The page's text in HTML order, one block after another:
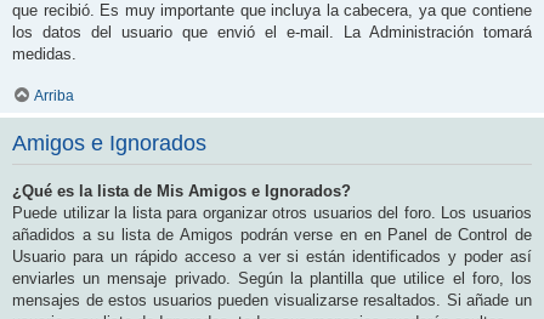
que recibió. Es muy importante que incluya la cabecera, ya que contiene
los datos del usuario que envió el e-mail. La Administración tomará
medidas.
Arriba
Amigos e Ignorados
¿Qué es la lista de Mis Amigos e Ignorados?
Puede utilizar la lista para organizar otros usuarios del foro. Los usuarios
añadidos a su lista de Amigos podrán verse en en Panel de Control de
Usuario para un rápido acceso a ver si están identificados y poder así
enviarles un mensaje privado. Según la plantilla que utilice el foro, los
mensajes de estos usuarios pueden visualizarse resaltados. Si añade un